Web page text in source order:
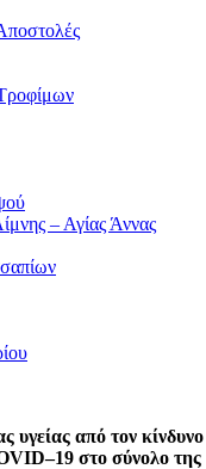
– Αγίας Άννας
υγείας από τον κίνδυνο
στο σύνολο της